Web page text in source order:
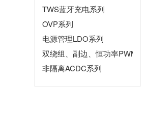
TWS蓝牙充电系列
OVP系列
电源管理LDO系列
双绕组、副边、恒功率PWM系列
非隔离ACDC系列